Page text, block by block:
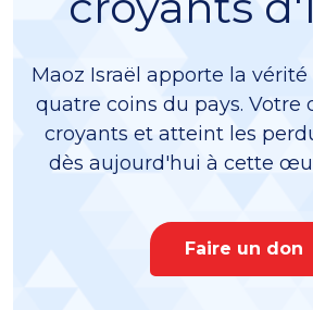
Maoz Israël apporte la vérité
quatre coins du pays. Votre
croyants et atteint les
dès aujourd'hui à cette
Faire un don